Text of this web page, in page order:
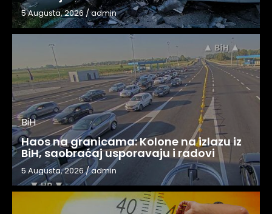
5 Augusta, 2026/admin
BiH
Haos na granicama: Kolone na izlazu iz
BiH, saobraćaj usporavaju i radovi
5 Augusta, 2026/admin